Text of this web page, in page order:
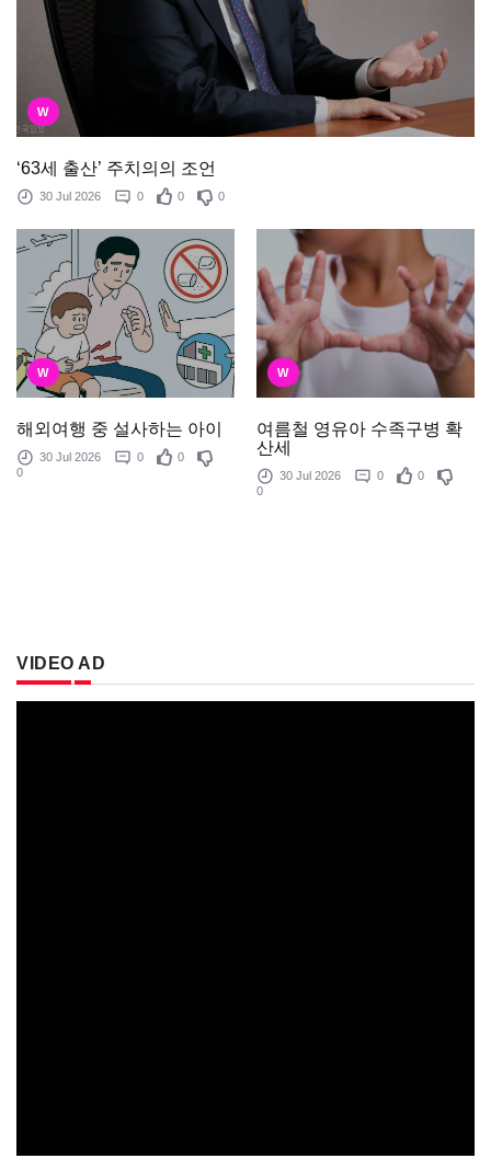
W
‘63세 출산’ 주치의의 조언
30 Jul 2026 0 0 0
W
해외여행 중 설사하는 아이
30 Jul 2026 0
0
0
W
여름철 영유아 수족구병 확
산세
30 Jul 2026 0
0
0
VIDEO AD